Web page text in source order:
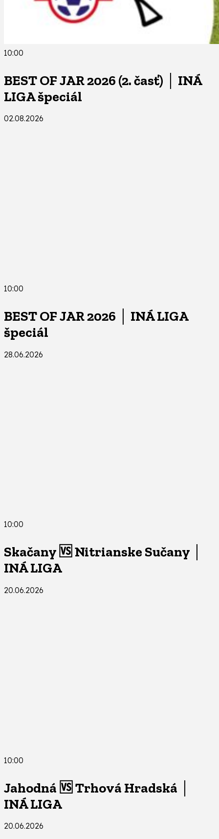
10:00
BEST OF JAR 2026 (2. časť) │ INÁ
LIGA špeciál
02.08.2026
10:00
BEST OF JAR 2026 │ INÁ LIGA
špeciál
28.06.2026
10:00
Skačany 🆚 Nitrianske Sučany │
INÁ LIGA
20.06.2026
10:00
Jahodná 🆚 Trhová Hradská │
INÁ LIGA
20.06.2026